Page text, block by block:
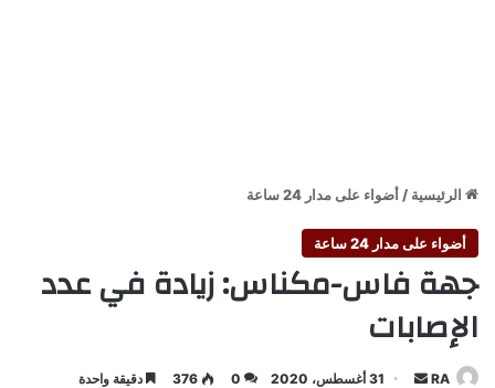
الرئيسية / أضواء على مدار 24 ساعة
أضواء على مدار 24 ساعة
جهة فاس-مكناس: زيادة في عدد
الإصابات
RA
أرسل 31 أغسطس، 2020 0
376 دقيقة واحدة